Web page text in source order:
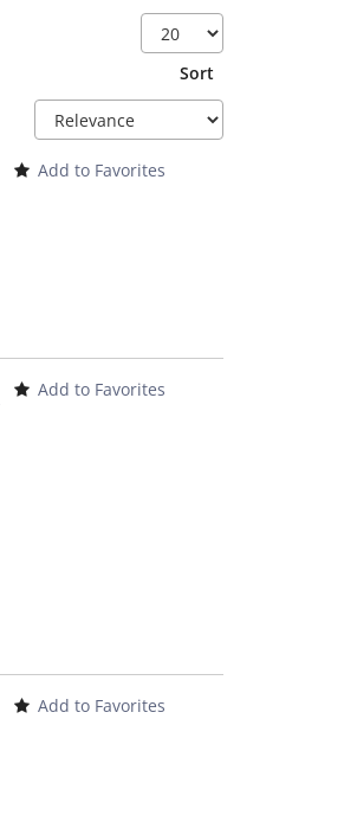
Sort
Add to Favorites
Add to Favorites
Add to Favorites